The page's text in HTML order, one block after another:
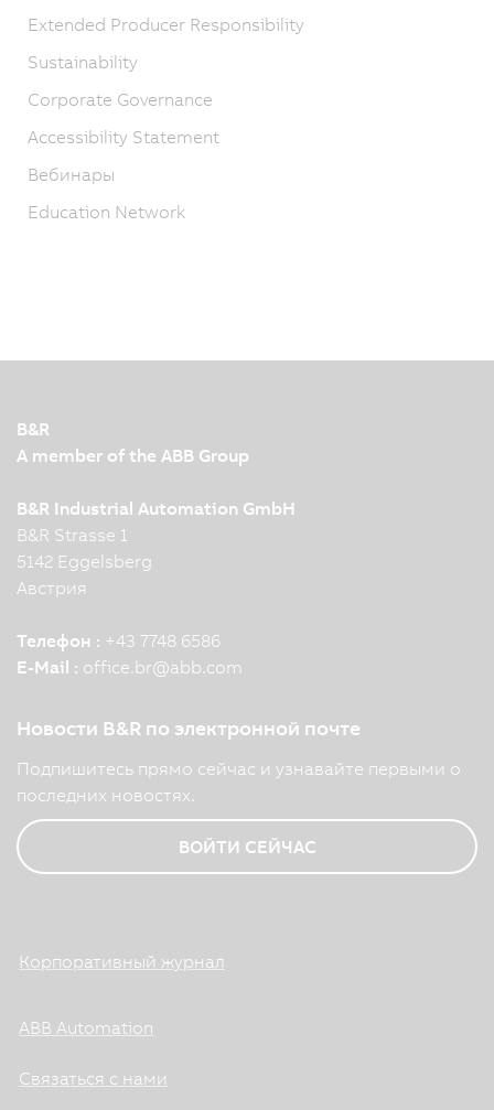
Extended Producer Responsibility
Sustainability
Corporate Governance
Accessibility Statement
Вебинары
Education Network
B&R
A member of the ABB Group
B&R Industrial Automation GmbH
B&R Strasse 1
5142 Eggelsberg
Австрия
Телефон : +43 7748 6586
E-Mail : office.br@abb.com
Новости B&R по электронной почте
Подпишитесь прямо сейчас и узнавайте первыми о
последних новостях.
ВОЙТИ СЕЙЧАС
Корпоративный журнал
ABB Automation
Связаться с нами